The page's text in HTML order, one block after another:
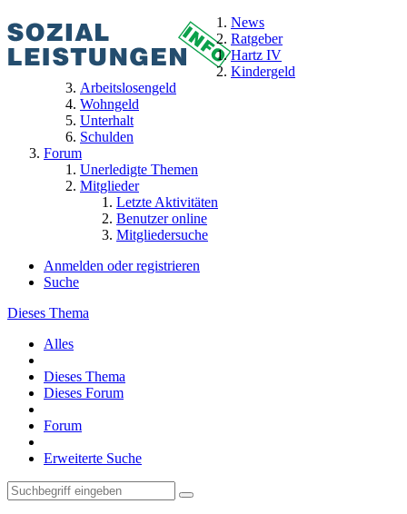
News
Ratgeber
Hartz IV
Kindergeld
Arbeitslosengeld
Wohngeld
Unterhalt
Schulden
Forum
Unerledigte Themen
Mitglieder
Letzte Aktivitäten
Benutzer online
Mitgliedersuche
Anmelden oder registrieren
Suche
Dieses Thema
Alles
Dieses Thema
Dieses Forum
Forum
Erweiterte Suche